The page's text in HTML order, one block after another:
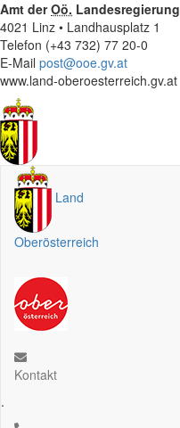
Amt derOö. Landesregierung
4021 Linz • Landhausplatz 1
Telefon (+43 732) 77 20-0
E-Mail post@ooe.gv.at
www.land-oberoesterreich.gv.at
Land
Oberösterreich
Kontakt
.